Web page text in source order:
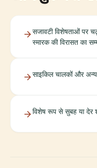
सजावटी विशेषताओं पर
स्मारक की विरासत का
साइकिल चालकों और
विशेष रूप से सुबह या देर